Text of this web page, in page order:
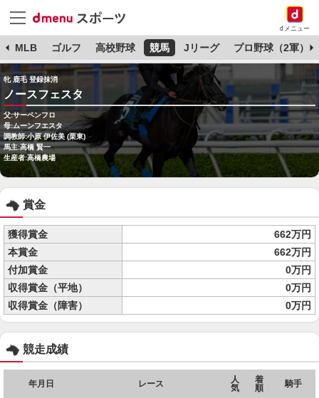
dメニュー
MLB ゴルフ 高校野球 競馬 Jリーグ プロ野球（2軍）
牝 鹿毛 登録抹消
ノースフェスタ
父:サーペンフロ
母:ムーンフエスタ
調教師:小原 伊佐美 (栗東)
馬主:高橋 賢一
生産者:高橋農場
賞金
獲得賞金
662万円
本賞金
662万円
付加賞金
0万円
収得賞金（平地）
0万円
収得賞金（障害）
0万円
競走成績
年月日 レース
人
気
着
順
騎手